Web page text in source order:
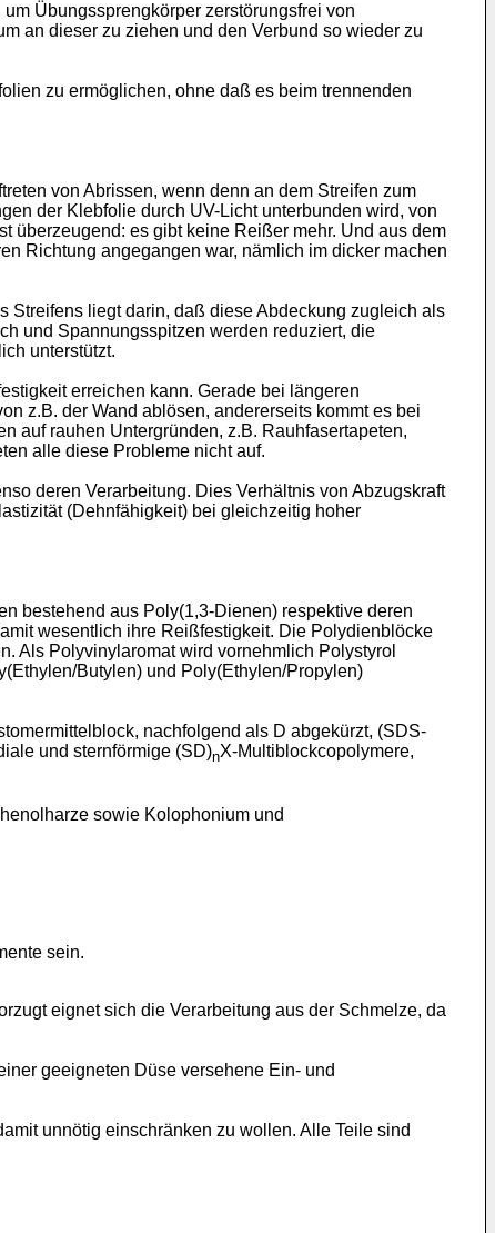
Übungssprengkörper zerstörungsfrei von
an dieser zu ziehen und den Verbund so wieder zu
zu ermöglichen, ohne daß es beim trennenden
von Abrissen, wenn denn an dem Streifen zum
der Klebfolie durch UV-Licht unterbunden wird, von
überzeugend: es gibt keine Reißer mehr. Und aus dem
Richtung angegangen war, nämlich im dicker machen
Streifens liegt darin, daß diese Abdeckung zugleich als
und Spannungsspitzen werden reduziert, die
unterstützt.
erreichen kann. Gerade bei längeren
z.B. der Wand ablösen, andererseits kommt es bei
auf rauhen Untergründen, z.B. Rauhfasertapeten,
alle diese Probleme nicht auf.
deren Verarbeitung. Dies Verhältnis von Abzugskraft
(Dehnfähigkeit) bei gleichzeitig hoher
bestehend aus Poly(1,3-Dienen) respektive deren
wesentlich ihre Reißfestigkeit. Die Polydienblöcke
Als Polyvinylaromat wird vornehmlich Polystyrol
Butylen) und Poly(Ethylen/Propylen)
nachfolgend als D abgekürzt, (SDS-
und sternförmige (SD)nX-Multiblockcopolymere,
sowie Kolophonium und
sein.
eignet sich die Verarbeitung aus der Schmelze, da
geeigneten Düse versehene Ein- und
unnötig einschränken zu wollen. Alle Teile sind